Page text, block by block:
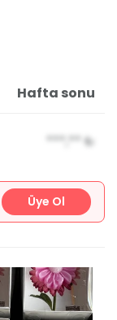
Hafta sonu
***,** ₺
Üye Ol